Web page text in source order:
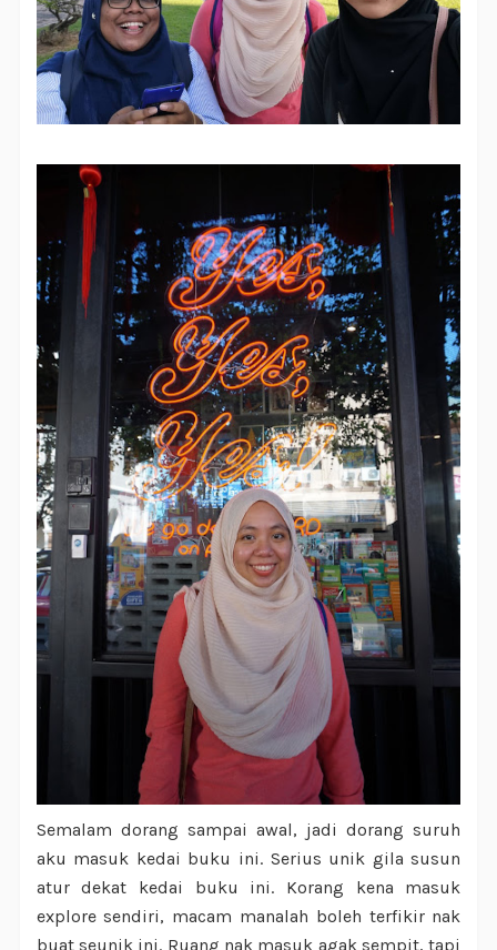
Semalam dorang sampai awal, jadi dorang suruh
aku masuk kedai buku ini. Serius unik gila susun
atur dekat kedai buku ini. Korang kena masuk
explore sendiri, macam manalah boleh terfikir nak
buat seunik ini. Ruang nak masuk agak sempit, tapi